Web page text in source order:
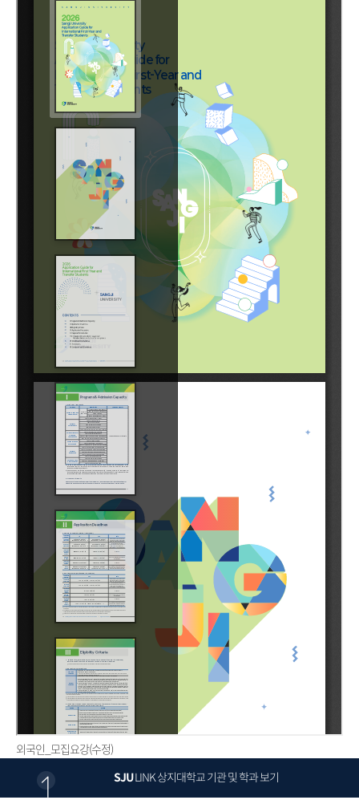
외국인_모집요강(수정)
SJULINK상지대학교 기관 및 학과 보기